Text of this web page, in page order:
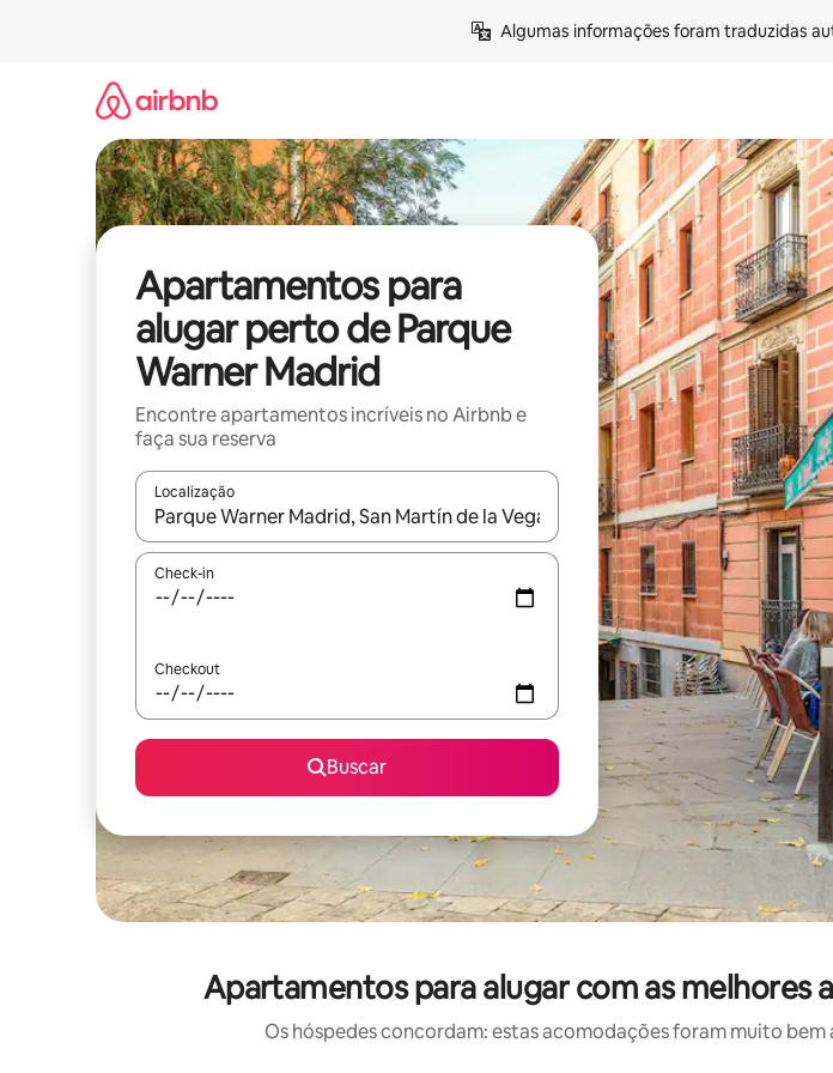
Algumas informações foram traduzidas
Apartamentos para
alugar perto de Parque
Warner Madrid
Encontre apartamentos incríveis no Airbnb e
faça sua reserva
Localização
Quando os resultados estiverem disponíveis, explore-os usando as seta para cima e
Check-in
Checkout
Buscar
Apartamentos para alugar com as melhores
Os hóspedes concordam: estas acomodações foram muito